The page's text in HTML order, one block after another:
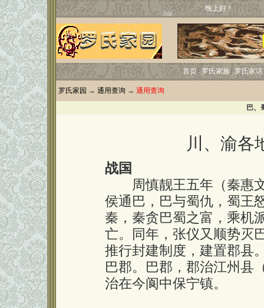
晚上好！
首页 罗氏家族 罗氏家话
罗氏家园 → 通用查询 → 通用查询
巴、
川、渝各
战国
周慎靓王五年（秦惠文
侯通巴，巴与蜀仇，蜀王
秦，秦贪巴蜀之富，乘机
亡。同年，张仪又顺势灭
推行封建制度，建置郡县
巴郡。巴郡，郡治江州县
治在今阆中保宁镇。